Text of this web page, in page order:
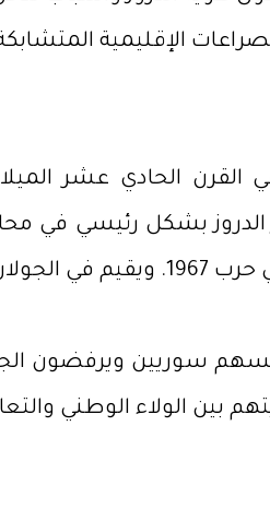
الإقليمية
القرن الحادي عشر
الدروز بشكل رئيسي
سوريين ويرفضون
بين الولاء الوطني